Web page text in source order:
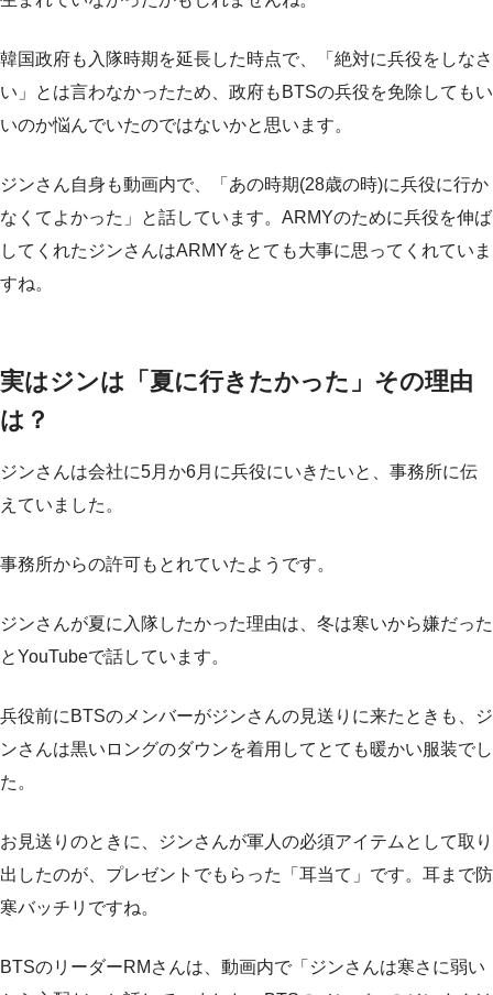
韓国政府も入隊時期を延長した時点で、「絶対に兵役をしなさ
い」とは言わなかったため、政府もBTSの兵役を免除してもい
いのか悩んでいたのではないかと思います。
ジンさん自身も動画内で、「あの時期(28歳の時)に兵役に行か
なくてよかった」と話しています。ARMYのために兵役を伸ば
してくれたジンさんはARMYをとても大事に思ってくれていま
すね。
実はジンは「夏に行きたかった」その理由
は？
ジンさんは会社に5月か6月に兵役にいきたいと、事務所に伝
えていました。
事務所からの許可もとれていたようです。
ジンさんが夏に入隊したかった理由は、冬は寒いから嫌だった
とYouTubeで話しています。
兵役前にBTSのメンバーがジンさんの見送りに来たときも、ジ
ンさんは黒いロングのダウンを着用してとても暖かい服装でし
た。
お見送りのときに、ジンさんが軍人の必須アイテムとして取り
出したのが、プレゼントでもらった「耳当て」です。耳まで防
寒バッチリですね。
BTSのリーダーRMさんは、動画内で「ジンさんは寒さに弱い